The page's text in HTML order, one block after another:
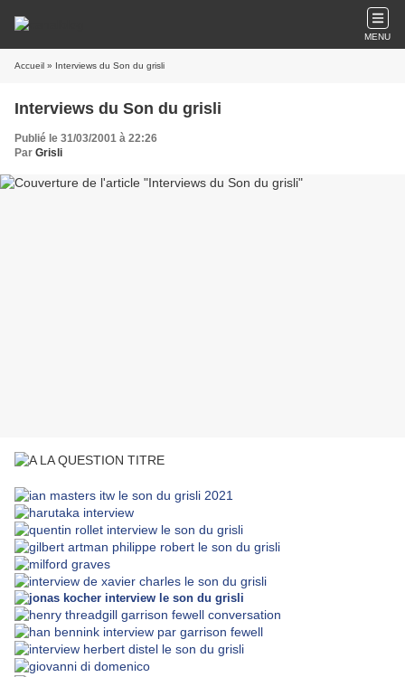
MENU
Accueil » Interviews du Son du grisli
Interviews du Son du grisli
Publié le 31/03/2001 à 22:26
Par Grisli